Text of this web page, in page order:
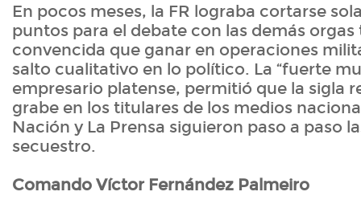
En pocos meses, la FR lograba cortarse
puntos para el debate con las demás orgas
convencida que ganar en operaciones
salto cualitativo en lo político. La “fuerte
empresario platense, permitió que la sigla
grabe en los titulares de los medios
Nación y La Prensa siguieron paso a paso
secuestro.
Comando Víctor Fernández Palmeiro